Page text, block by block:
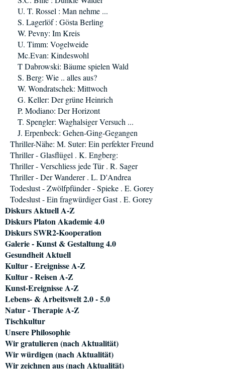
U. T. Rossel : Man nehme ...
S. Lagerlöf : Gösta Berling
W. Pevny: Im Kreis
U. Timm: Vogelweide
Mc.Evan: Kindeswohl
T Dabrowski: Bäume spielen Wald
S. Berg: Wie .. alles aus?
W. Wondratschek: Mittwoch
G. Keller: Der grüne Heinrich
P. Modiano: Der Horizont
T. Spengler: Waghalsiger Versuch ...
J. Erpenbeck: Gehen-Ging-Gegangen
Thriller-Nähe: M. Suter: Ein perfekter Freund
Thriller - Glasflügel . K. Engberg:
Thriller - Verschliess jede Tür . R. Sager
Thriller - Der Wanderer . L. D'Andrea
Todeslust - Zwölfpfünder - Spieke . E. Gorey
Todeslust - Ein fragwürdiger Gast . E. Gorey
Diskurs Aktuell A-Z
Diskurs Platon Akademie 4.0
Diskurs SWR2-Kooperation
Galerie - Kunst & Gestaltung 4.0
Gesundheit Aktuell
Kultur - Ereignisse A-Z
Kultur - Reisen A-Z
Kunst-Ereignisse A-Z
Lebens- & Arbeitswelt 2.0 - 5.0
Natur - Therapie A-Z
Tischkultur
Unsere Philosophie
Wir gratulieren (nach Aktualität)
Wir würdigen (nach Aktualität)
Wir zeichnen aus (nach Aktualität)